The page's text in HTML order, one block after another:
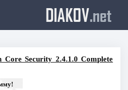
DIAKOV.net
Core Security 2.4.1.0 Complete